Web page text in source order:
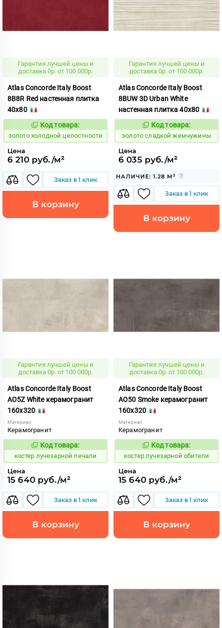
Гарантия лучшей цены и
доставка 0р. от 100 000р.
Atlas Concorde Italy Boost
8B8R Red настенная плитка
40x80
529868
Код товара:
золото холодной целостности
Цена
6 210 руб./м²
Заказ в 1 клик
В корзину
Гарантия лучшей цены и
доставка 0р. от 100 000р.
Atlas Concorde Italy Boost
8BUW 3D Urban White
настенная плитка 40x80
527026
Код товара:
золото сладкой жемчужины
Цена
6 035 руб./м²
НАЛИЧИЕ: 1.28 М²
Заказ в 1 клик
В корзину
Гарантия лучшей цены и
доставка 0р. от 100 000р.
Atlas Concorde Italy Boost
AO5Z White керамогранит
160x320
Материал:
Керамогранит
807820
Код товара:
костер лучезарной печали
Цена
15 640 руб./м²
Заказ в 1 клик
В корзину
Гарантия лучшей цены и
доставка 0р. от 100 000р.
Atlas Concorde Italy Boost
AO50 Smoke керамогранит
160x320
Материал:
Керамогранит
807812
Код товара:
костер лучезарной обители
Цена
15 640 руб./м²
Заказ в 1 клик
В корзину